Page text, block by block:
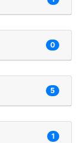
0
5
1